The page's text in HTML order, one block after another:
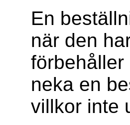
En
när den
neka en
villkor inte